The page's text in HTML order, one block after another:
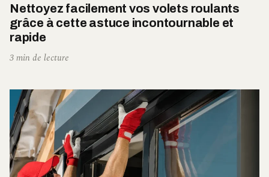
Nettoyez facilement vos volets roulants
grâce à cette astuce incontournable et
rapide
3 min de lecture